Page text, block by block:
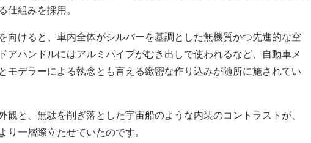
仕組みを採用。
向けると、車内全体がシルバーを基調とした無機質かつ先進的な空
アハンドルにはアルミパイプがむき出しで使われるなど、自動車メ
モデラーによる執念とも言える緻密な作り込みが随所に施されてい
と、無駄を削ぎ落とした宇宙船のような内装のコントラストが、
り一層際立たせていたのです。